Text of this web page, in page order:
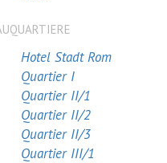
Hotel Stadt Rom
Quartier I
Quartier II/1
Quartier II/2
Quartier II/3
Quartier III/1